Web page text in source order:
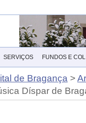
SERVIÇOS FUNDOS E
de Bragança >
Díspar de